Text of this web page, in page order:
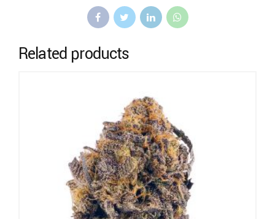
Related products